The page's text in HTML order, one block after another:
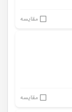
مقایسه
مقایسه